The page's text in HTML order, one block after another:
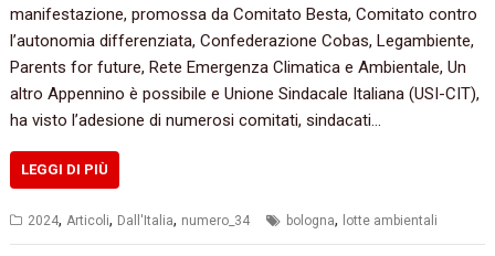
manifestazione, promossa da Comitato Besta, Comitato contro
l’autonomia differenziata, Confederazione Cobas, Legambiente,
Parents for future, Rete Emergenza Climatica e Ambientale, Un
altro Appennino è possibile e Unione Sindacale Italiana (USI-CIT),
ha visto l’adesione di numerosi comitati, sindacati…
LEGGI DI PIÙ
2024,Articoli, Dall'Italia, numero_34 bologna, lotte ambientali